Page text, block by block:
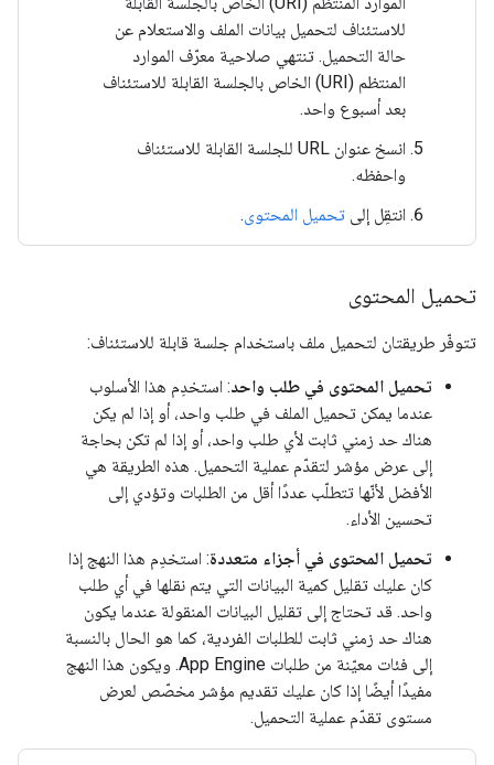
للاستئناف لتحميل بيانات الملف والاستعلام عن
حالة التحميل. تنتهي صلاحية معرّف الموارد
المنتظم (URI) الخاص بالجلسة القابلة للاستئناف
بعد أسبوع واحد.
انسخ عنوان URL للجلسة القابلة للاستئناف
واحفظه.
انتقِل إلى تحميل المحتوى.
تحميل المحتوى
تتوفّر طريقتان لتحميل ملف باستخدام جلسة قابلة للاستئناف:
تحميل المحتوى في طلب واحد: استخدِم هذا الأسلوب
عندما يمكن تحميل الملف في طلب واحد، أو إذا لم يكن
هناك حد زمني ثابت لأي طلب واحد، أو إذا لم تكن بحاجة
إلى عرض مؤشر لتقدّم عملية التحميل. هذه الطريقة هي
الأفضل لأنّها تتطلّب عددًا أقل من الطلبات وتؤدي إلى
تحسين الأداء.
تحميل المحتوى في أجزاء متعددة: استخدِم هذا النهج إذا
كان عليك تقليل كمية البيانات التي يتم نقلها في أي طلب
واحد. قد تحتاج إلى تقليل البيانات المنقولة عندما يكون
هناك حد زمني ثابت للطلبات الفردية، كما هو الحال بالنسبة
إلى فئات معيّنة من طلبات App Engine. ويكون هذا النهج
مفيدًا أيضًا إذا كان عليك تقديم مؤشر مخصّص لعرض
مستوى تقدّم عملية التحميل.